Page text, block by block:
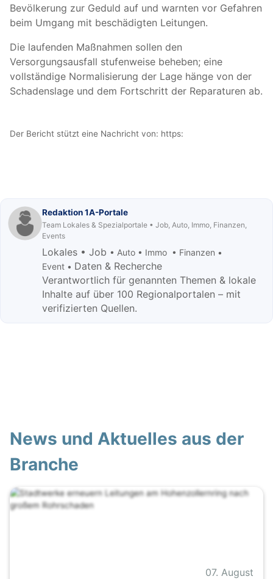
Bevölkerung zur Geduld auf und warnten vor Gefahren
beim Umgang mit beschädigten Leitungen.
Die laufenden Maßnahmen sollen den
Versorgungsausfall stufenweise beheben; eine
vollständige Normalisierung der Lage hänge von der
Schadenslage und dem Fortschritt der Reparaturen ab.
Der Bericht stützt eine Nachricht von: https:
Redaktion 1A-Portale
Team Lokales & Spezialportale • Job, Auto, Immo, Finanzen,
Events
Lokales • Job • Auto • Immo • Finanzen •
Event • Daten & Recherche
Verantwortlich für genannten Themen & lokale
Inhalte auf über 100 Regionalportalen – mit
verifizierten Quellen.
News und Aktuelles aus der
Branche
07. August